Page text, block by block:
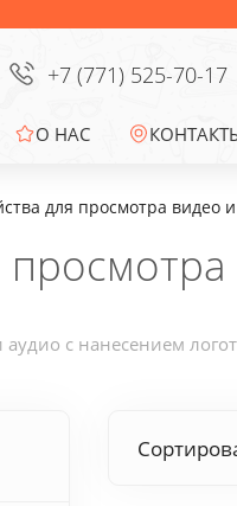
+7 (771) 525-70-17
О НАС
для просмотра видео
аудио с нанесением